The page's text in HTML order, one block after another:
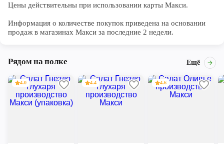
Цены действительны при использовании карты Макси.
Информация о количестве покупок приведена на основании
продаж в магазинах Макси за последние 2 недели.
Рядом на полке Ещё
4.0 4.4 4.6